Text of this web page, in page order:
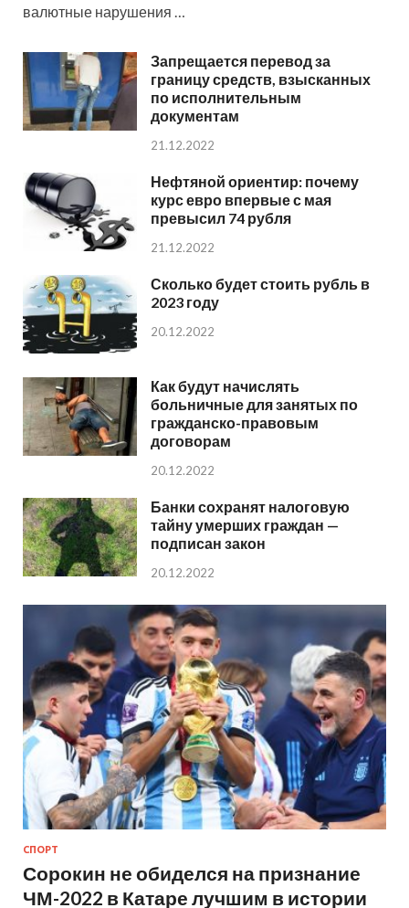
валютные нарушения …
Запрещается перевод за
границу средств, взысканных
по исполнительным
документам
21.12.2022
Нефтяной ориентир: почему
курс евро впервые с мая
превысил 74 рубля
21.12.2022
Сколько будет стоить рубль в
2023 году
20.12.2022
Как будут начислять
больничные для занятых по
гражданско-правовым
договорам
20.12.2022
Банки сохранят налоговую
тайну умерших граждан —
подписан закон
20.12.2022
СПОРТ
Сорокин не обиделся на признание
ЧМ-2022 в Катаре лучшим в истории